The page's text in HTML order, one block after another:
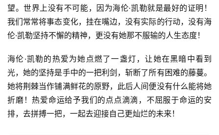
望。世界上没有不可能，因为海伦·凯勒就是最好的证明！
我们常常将事态变化，挂在嘴边，没有实际的行动，没有海
伦·凯勒坚持不懈的精神，更没有她那不服输的人生态度！
海伦·凯勒的热爱为她点燃了一盏灯，让她在黑暗中看到
光，她的坚持是手中的一把利剑，斩断了所有困难的藤蔓。
她将荆棘当作铺满鲜花的原野，此后人间便没有什么能将她
折磨！热爱命运给予我们的点点滴滴，不屈服于命运的安
排，去拼搏一把，一起去迎接自己更灿烂的未来！